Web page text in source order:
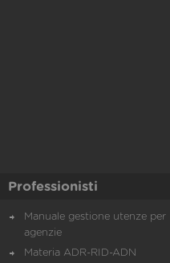
Professionisti
Manuale gestione utenze per
agenzie
Materia ADR-RID-ADN